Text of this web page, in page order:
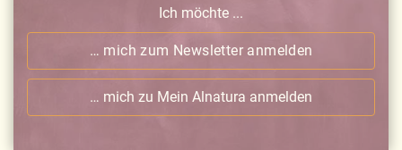
Ich möchte ...
… mich zum Newsletter anmelden
… mich zu Mein Alnatura anmelden